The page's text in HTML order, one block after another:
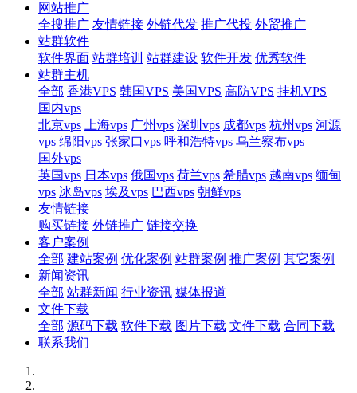
网站推广
全搜推广 友情链接 外链代发 推广代投 外贸推广
站群软件
软件界面 站群培训 站群建设 软件开发 优秀软件
站群主机
全部 香港VPS 韩国VPS 美国VPS 高防VPS 挂机VPS
国内vps
北京vps
上海vps 广州vps 深圳vps 成都vps 杭州vps 河源
vps 绵阳vps 张家口vps 呼和浩特vps 乌兰察布vps
国外vps
英国vps 日本vps 俄国vps 荷兰vps 希腊vps 越南vps 缅甸
vps 冰岛vps 埃及vps 巴西vps 朝鲜vps
友情链接
购买链接 外链推广 链接交换
客户案例
全部 建站案例 优化案例 站群案例 推广案例 其它案例
新闻资讯
全部 站群新闻 行业资讯 媒体报道
文件下载
全部 源码下载 软件下载 图片下载 文件下载 合同下载
联系我们